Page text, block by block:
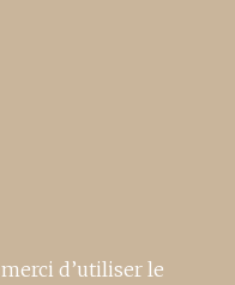
merci d’utiliser le